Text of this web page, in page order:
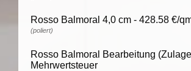
Rosso Balmoral 4,0 cm - 428.58 €/
(poliert)
Rosso Balmoral Bearbeitung
Mehrwertsteuer